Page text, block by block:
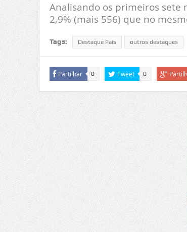
Analisando os primeiros sete
2,9% (mais 556) que no
Tags: Destaque País outros destaques
Partilhar 0 Tweet 0